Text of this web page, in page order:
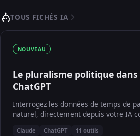
TOUS FICHÉS IA
NOUVEAU
Le pluralisme politique dans
ChatGPT
Interrogez les données de temps de
naturel, directement depuis votre IA
Claude ChatGPT 11 outils